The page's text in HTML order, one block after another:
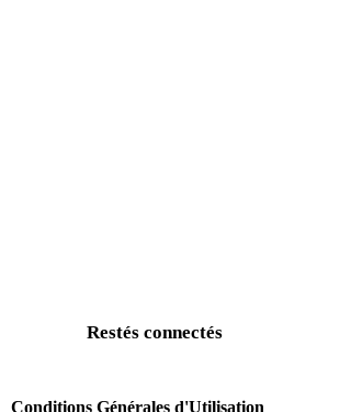
Restés connectés
Conditions Générales d'Utilisation